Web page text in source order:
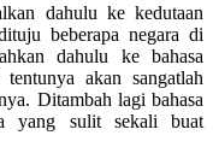
dahulu ke kedutaan
beberapa negara di
dahulu ke bahasa
akan sangatlah
Ditambah lagi bahasa
yang sulit sekali buat